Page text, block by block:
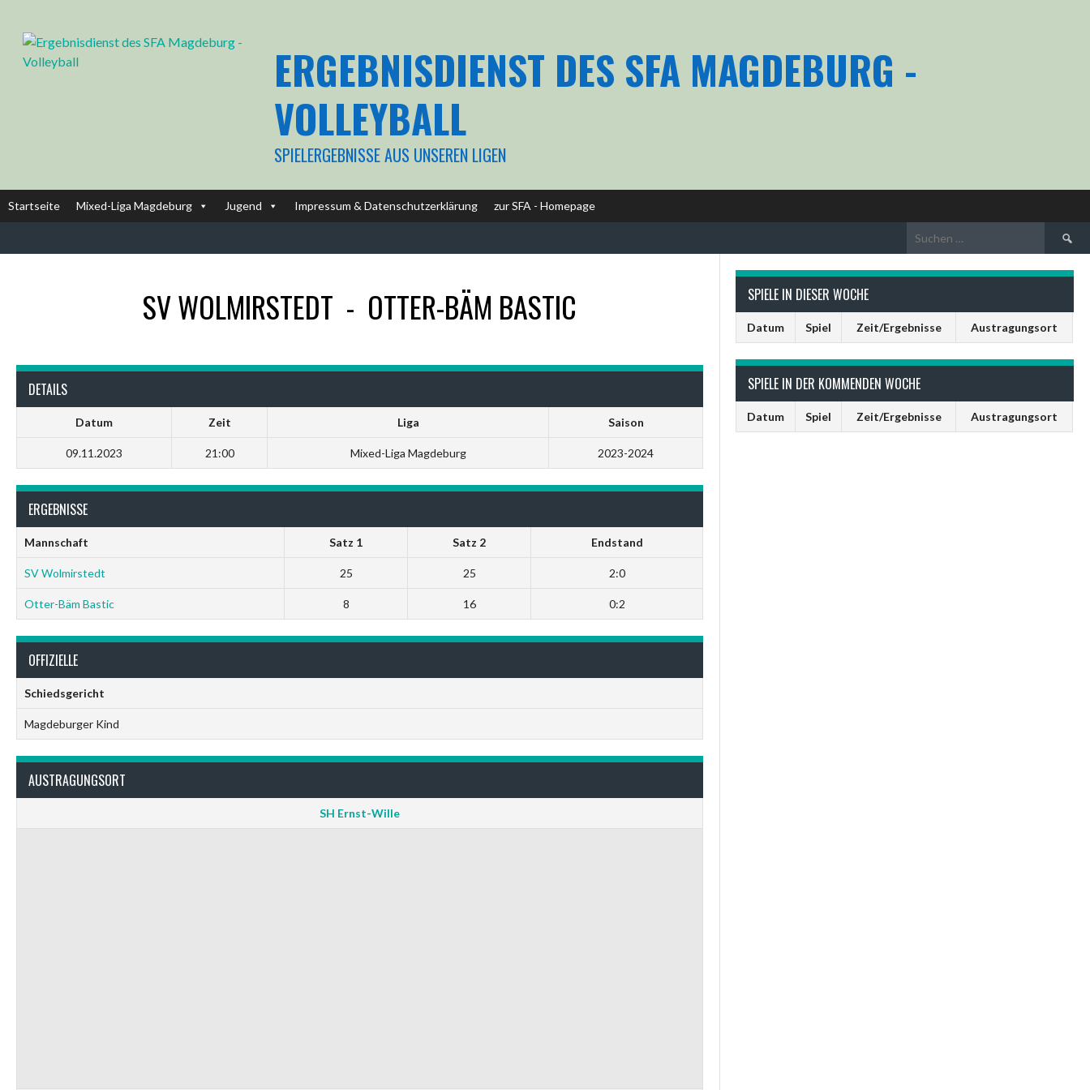
Inhalt
ERGEBNISDIENST DES SFA MAGDEBURG -
VOLLEYBALL
SPIELERGEBNISSE AUS UNSEREN LIGEN
Startseite Mixed-Liga Magdeburg Jugend Impressum & Datenschutzerklärung zur SFA - Homepage
Suchen
nach:
SV WOLMIRSTEDT - OTTER-BÄM BASTIC
DETAILS
Datum Zeit Liga Saison
09.11.2023 21:00 Mixed-Liga Magdeburg 2023-2024
ERGEBNISSE
Mannschaft Satz 1 Satz 2 Endstand
SV Wolmirstedt 25 25 2:0
Otter-Bäm Bastic 8 16 0:2
OFFIZIELLE
Schiedsgericht
Magdeburger Kind
AUSTRAGUNGSORT
SH Ernst-Wille
SPIELE IN DIESER WOCHE
Datum Spiel Zeit/Ergebnisse Austragungsort
SPIELE IN DER KOMMENDEN WOCHE
Datum Spiel Zeit/Ergebnisse Austragungsort